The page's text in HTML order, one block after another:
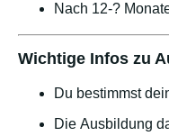
Nach 12-?
Wichtige Infos zu
Du bestimmst
Die Ausbildung